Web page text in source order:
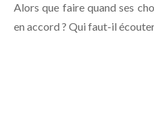
Alors que faire quand ses
en accord ? Qui faut-il